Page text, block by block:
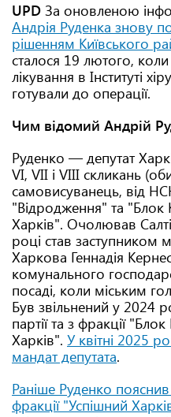
UPD За оновленою
Андрія Руденка знову
рішенням Київського
сталося 19 лютого,
лікування в Інституті
готували до операції.
Чим відомий Андрій
Руденко — депутат
VI, VII і VIII скликань
самовисуванець, від
"Відродження" та "Блок
Харків". Очолював
році став заступником
Харкова Геннадія
комунального
посаді, коли міським
Був звільнений у 2024
партії та з фракції
Харків". У квітні 2025
мандат депутата.
Раніше Руденко
фракції "Успішний